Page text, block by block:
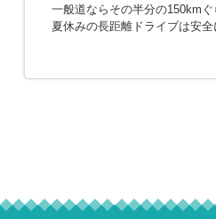
一般道ならその半分の150kmぐ
夏休みの長距離ドライブは安